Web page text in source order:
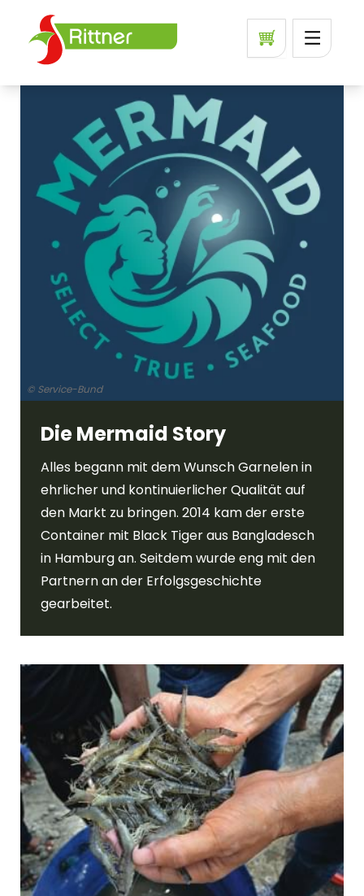
© Service-Bund
Die Mermaid Story
Alles begann mit dem Wunsch Garnelen in
ehrlicher und kontinuierlicher Qualität auf
den Markt zu bringen. 2014 kam der erste
Container mit Black Tiger aus Bangladesch
in Hamburg an. Seitdem wurde eng mit den
Partnern an der Erfolgsgeschichte
gearbeitet.